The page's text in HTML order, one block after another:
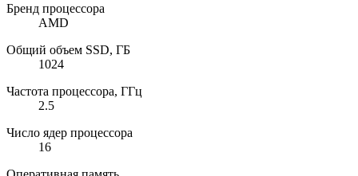
Бренд процессора
AMD
Общий объем SSD, ГБ
1024
Частота процессора, ГГц
2.5
Число ядер процессора
16